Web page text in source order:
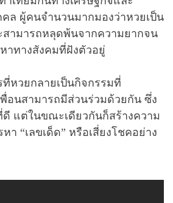
ล ผู้คนจำนวนมากมองว่าหวยเป็น
สามารถหลุดพ้นจากความยากจน
าทางสังคมที่ฝังตัวอยู่
หวยกลายเป็นกิจกรรมที่
อนสามารถมีส่วนร่วมด้วยกัน ซึ่ง
แต่ในขณะเดียวกันก็สร้างความ
า “เลขเด็ด” หรือเสี่ยงโชคอย่าง